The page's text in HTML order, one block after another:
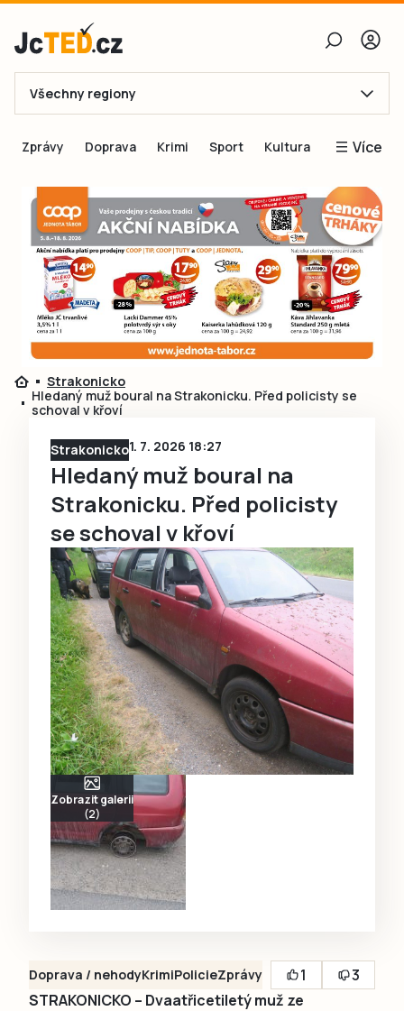
E-mail
Obnovit heslo
Přihlásit se
Přihlásit se přes Facebook
Ještě nemám účet, chci seRegistrovat
Všechny regiony
Zprávy Doprava Krimi Sport Kultura Více
Inspirace
Čtenáři píší
Speciální přílohy
Inzerce
Strakonicko
Hledaný muž boural na Strakonicku. Před policisty se
schoval v křoví
Strakonicko1. 7. 2026 18:27
Hledaný muž boural na
Strakonicku. Před policisty
se schoval v křoví
Zobrazit galerii
(2)
Doprava / nehodyKrimiPolicieZprávy 1
3
STRAKONICKO – Dvaatřicetiletý muž ze